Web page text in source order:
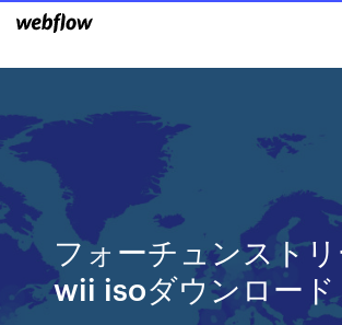
フォーチュンストリ
wii isoダウンロード